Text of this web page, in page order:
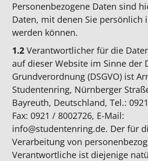
Personenbezogene Daten sind
Daten, mit denen Sie persönlich
werden können.
1.2 Verantwortlicher für die
auf dieser Website im Sinne der
Grundverordnung (DSGVO) ist
Studentenring, Nürnberger
Bayreuth, Deutschland, Tel.:
Fax: 0921 / 8002726, E-Mail:
info@studentenring.de. Der für
Verarbeitung von
Verantwortliche ist diejenige